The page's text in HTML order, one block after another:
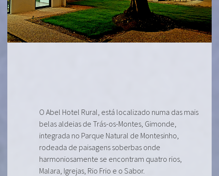
O Abel Hotel Rural, está localizado numa das mais
belas aldeias de Trás-os-Montes, Gimonde,
integrada no Parque Natural de Montesinho,
rodeada de paisagens soberbas onde
harmoniosamente se encontram quatro rios,
Malara, Igrejas, Rio Frio e o Sabor.